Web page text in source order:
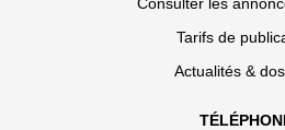
Tarifs de
Actualités &